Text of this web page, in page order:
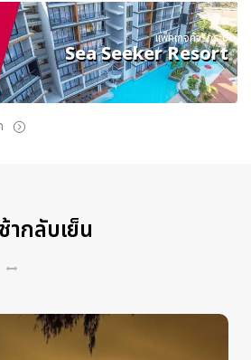
แพ็คเกจทัวร์กระบี่
Sea Seeker Resort
ากลับเย็น